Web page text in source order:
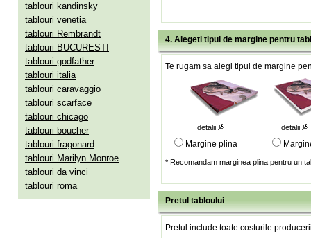
tablouri kandinsky
tablouri venetia
tablouri Rembrandt
tablouri BUCURESTI
tablouri godfather
tablouri italia
tablouri caravaggio
tablouri scarface
tablouri chicago
tablouri boucher
tablouri fragonard
tablouri Marilyn Monroe
tablouri da vinci
tablouri roma
4. Alegeti tipul de margine pentru
Te rugam sa alegi tipul de margine
detalii detalii
Margine plina
* Recomandam marginea plina pentru un
Pretul tabloului
Pretul include toate costurile